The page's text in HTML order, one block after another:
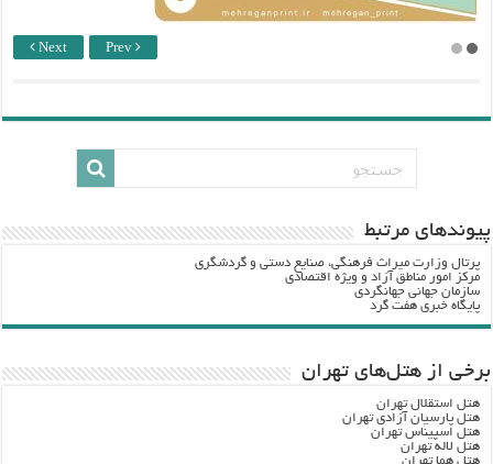
Next Prev
پيوندهاي مرتبط
پرتال وزارت ميراث فرهنگي، صنایع دستی و گردشگري
مرکز امور مناطق آزاد و ویژه اقتصادی
سازمان جهانی جهانگردی
پایگاه خبری هفت گرد
برخی از هتل‌های تهران
هتل استقلال تهران
هتل پارسیان آزادی تهران
هتل اسپیناس تهران
هتل لاله تهران